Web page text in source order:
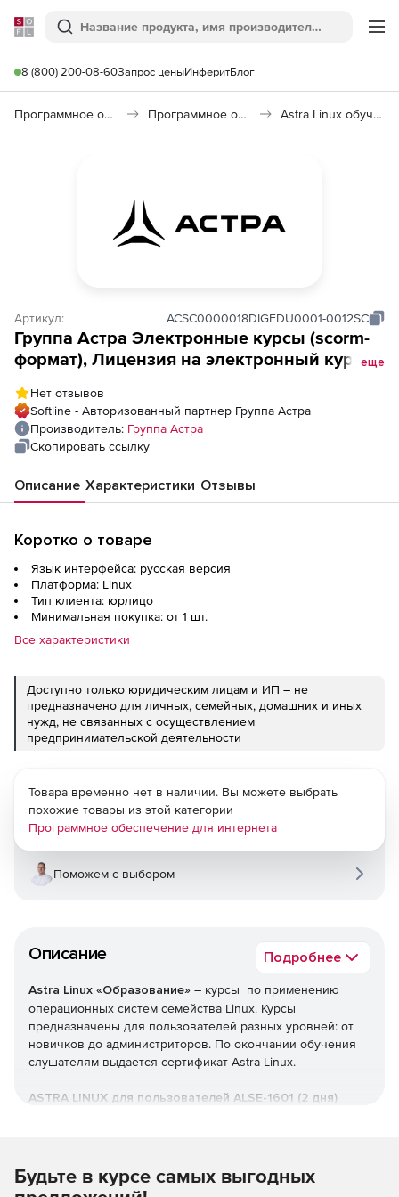
Softline
Поиск
8 (800) 200-08-60Запрос ценыИнферитБлог
Программное обеспечение для дистанционного обучения Программное обеспечение для интернета Astra Linux обучающие курсы
Артикул: ACSC0000018DIGEDU0001-0012SC
Группа Астра Электронные курсы (scorm-
формат), Лицензия на электронный курс
Edition 1.8 для пользователей», способ
передачи электронный, на срок действия
исключительного права, (для дошкольных,
еще
Нет отзывов
Softline - Авторизованный партнер Группа Астра
Производитель: Группа Астра
Скопировать ссылку
Описание Характеристики Отзывы
Коротко о товаре
Язык интерфейса: русская версия
Платформа: Linux
Тип клиента: юрлицо
Минимальная покупка: от 1 шт.
Все характеристики
Доступно только юридическим лицам и ИП – не
предназначено для личных, семейных, домашних и иных
нужд, не связанных с осуществлением
предпринимательской деятельности
Описание Подробнее
Astra Linux «Образование» – курсы по применению
операционных систем семейства Linux. Курсы
предназначены для пользователей разных уровней: от
новичков до администриторов. По окончании обучения
слушателям выдается сертификат Astra Linux.
ASTRA LINUX для пользователей ALSE-1601 (2 дня)
курс заинтересует тех, кто переходит с другого
Товара временно нет в наличии. Вы можете выбрать
похожие товары из этой категории
Программное обеспечение для интернета
Поможем с выбором
Будьте в курсе самых выгодных